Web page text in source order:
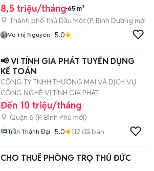
8,5 triệu/tháng 65 m²
Thành phố Thủ Dầu Một (P. Bình Dương mới)
Võ Thị Nguyên 5.0
📢 VI TÍNH GIA PHÁT TUYỂN DỤNG
KẾ TOÁN
CÔNG TY TNHH THƯƠNG MẠI VÀ DỊCH VỤ
CÔNG NGHỆ VI TÍNH GIA PHÁT
Đến 10 triệu/tháng
Quận 6 (P. Bình Phú mới)
Trần Thành Đại 5.0 112 đã bán
CHO THUÊ PHÒNG TRỌ THỦ ĐỨC